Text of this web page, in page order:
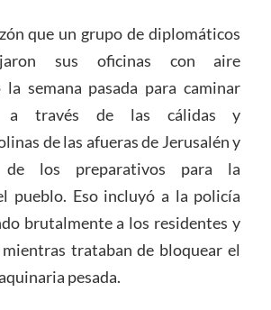
que un grupo de diplomáticos
sus oficinas con aire
la semana pasada para caminar
a través de las cálidas y
de las afueras de Jerusalén y
los preparativos para la
pueblo. Eso incluyó a la policía
brutalmente a los residentes y
trataban de bloquear el
pesada.